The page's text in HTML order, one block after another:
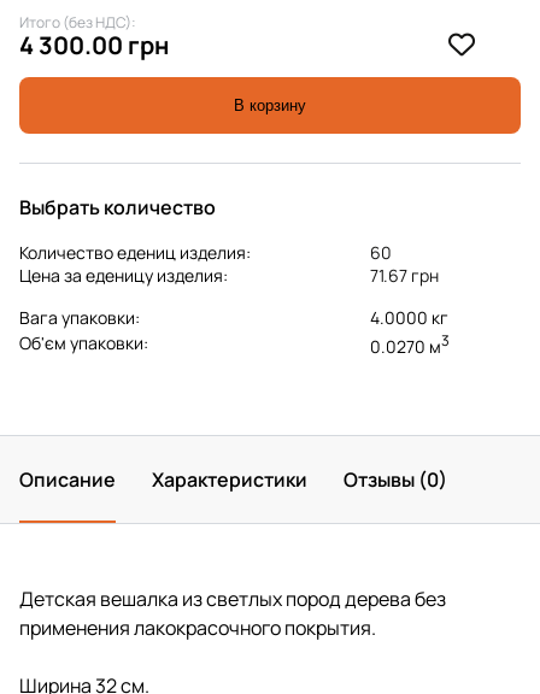
Итого (без НДС):
4 300.00 грн
В корзину
Выбрать количество
Количество едениц изделия:
60
Цена за еденицу изделия:
71.67 грн
Вага упаковки:
4.0000 кг
Об'єм упаковки:
0.0270 м3
Описание Характеристики Отзывы (0)
Детская вешалка из светлых пород дерева без
применения лакокрасочного покрытия.
Ширина 32 см.